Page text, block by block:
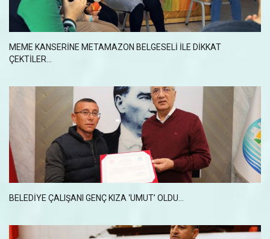
MEME KANSERİNE METAMAZON BELGESELİ İLE DİKKAT
ÇEKTİLER...
BELEDIYE ÇALIŞANI GENÇ KIZA ‘UMUT’ OLDU...